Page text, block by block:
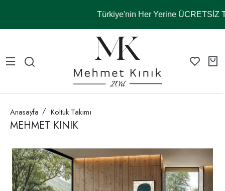
Türkiye'nin Her Yerine ÜCRETSİZ
Anasayfa Koltuk Takımı
MEHMET KINIK